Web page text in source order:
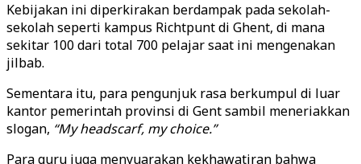
Kebijakan ini diperkirakan berdampak pada sekolah-
sekolah seperti kampus Richtpunt di Ghent, di mana
sekitar 100 dari total 700 pelajar saat ini mengenakan
jilbab.
Sementara itu, para pengunjuk rasa berkumpul di luar
kantor pemerintah provinsi di Gent sambil meneriakkan
slogan, “My headscarf, my choice.”
Para guru juga menyuarakan kekhawatiran bahwa